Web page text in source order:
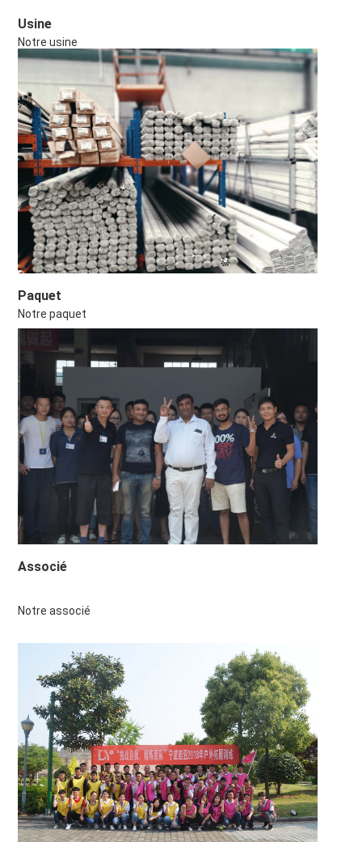
Usine
Notre usine
Paquet
Notre paquet
Associé
Notre associé